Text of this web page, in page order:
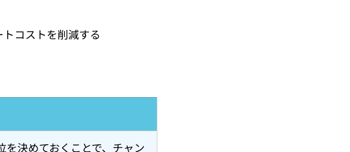
コストを削減する
決めておくことで、チャン